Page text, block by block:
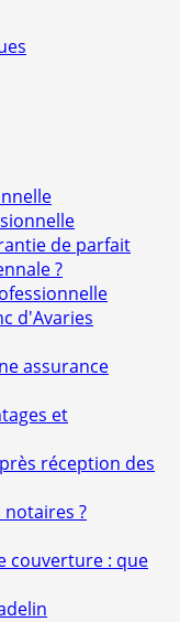
de parfait
?
d'Avaries
assurance
et
réception des
notaires ?
couverture : que